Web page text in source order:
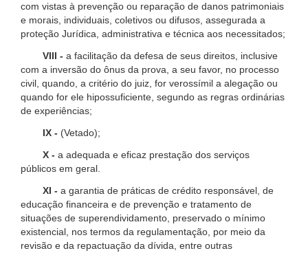
com vistas à prevenção ou reparação de danos patrimoniais
e morais, individuais, coletivos ou difusos, assegurada a
proteção Jurídica, administrativa e técnica aos necessitados;
VIII - a facilitação da defesa de seus direitos, inclusive
com a inversão do ônus da prova, a seu favor, no processo
civil, quando, a critério do juiz, for verossímil a alegação ou
quando for ele hipossuficiente, segundo as regras ordinárias
de experiências;
IX - (Vetado);
X - a adequada e eficaz prestação dos serviços
públicos em geral.
XI - a garantia de práticas de crédito responsável, de
educação financeira e de prevenção e tratamento de
situações de superendividamento, preservado o mínimo
existencial, nos termos da regulamentação, por meio da
revisão e da repactuação da dívida, entre outras